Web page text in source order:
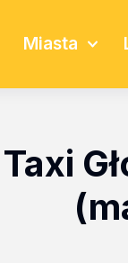
Miasta
Taxi